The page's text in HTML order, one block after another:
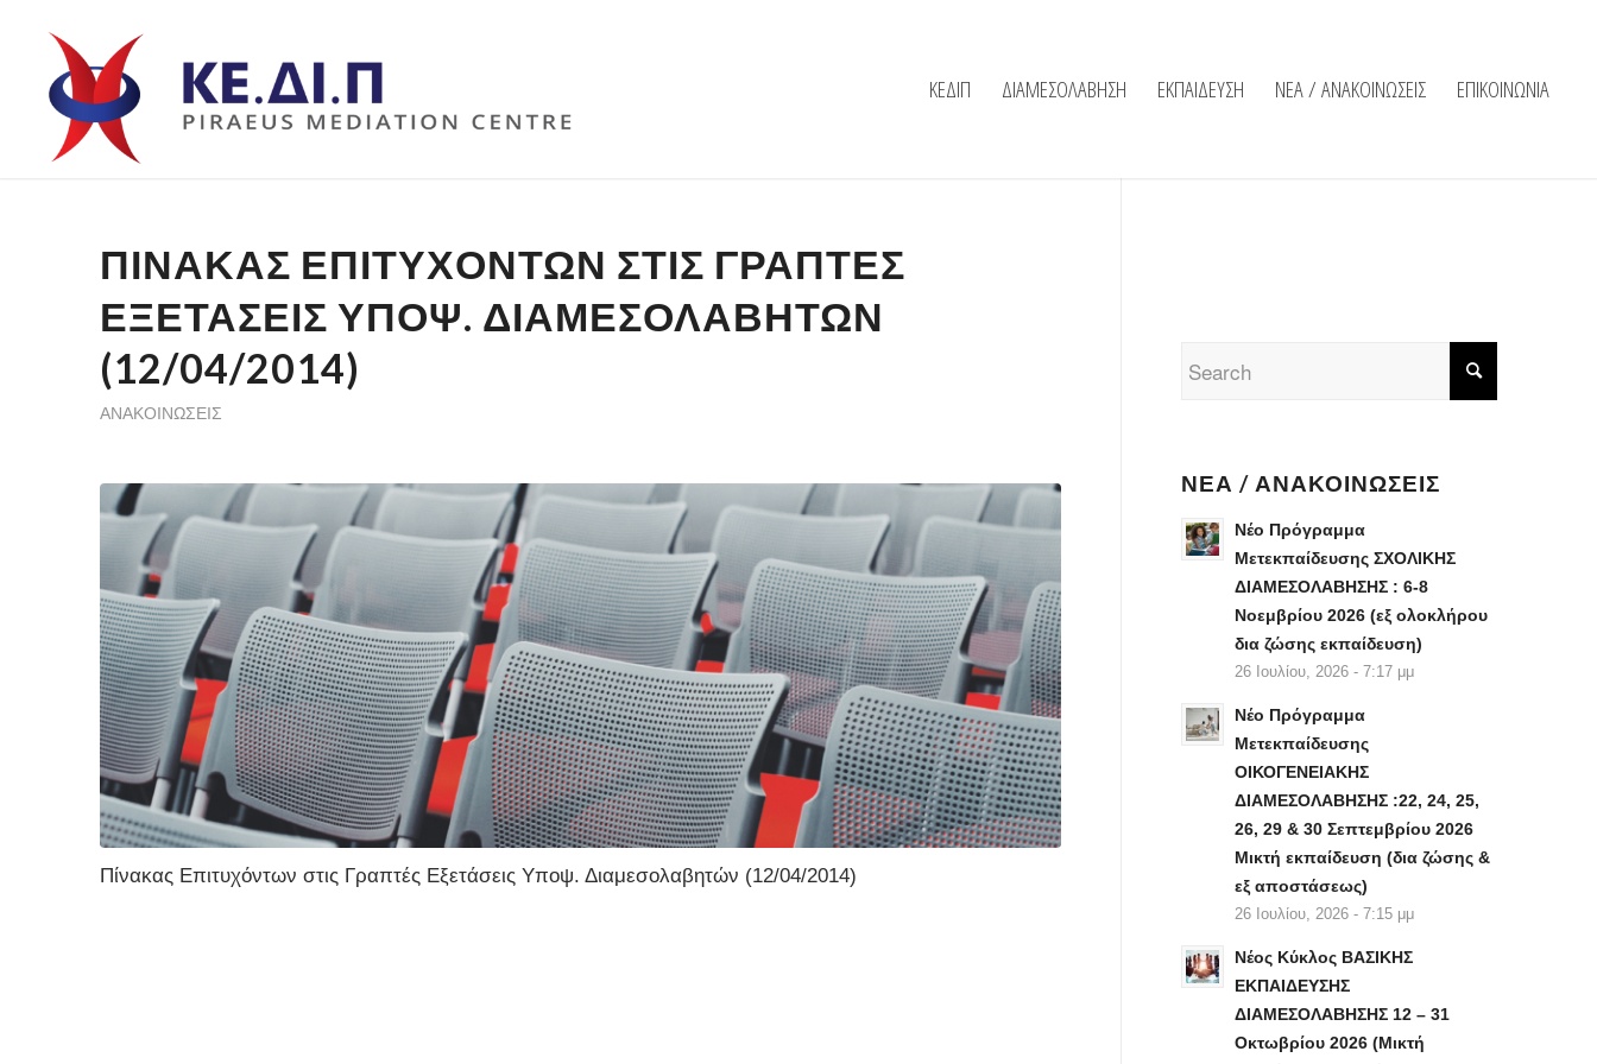
ΚΕΔΙΠ ΔΙΑΜΕΣΟΛΑΒΗΣΗ ΕΚΠΑΙΔΕΥΣΗ ΝΕΑ / ΑΝΑΚΟΙΝΩΣΕΙΣ ΕΠΙΚΟΙΝΩΝΙΑ
ΠΊΝΑΚΑΣ ΕΠΙΤΥΧΌΝΤΩΝ ΣΤΙΣ ΓΡΑΠΤΈΣ
ΕΞΕΤΆΣΕΙΣ ΥΠΟΨ. ΔΙΑΜΕΣΟΛΑΒΗΤΏΝ
(12/04/2014)
ΑΝΑΚΟΙΝΏΣΕΙΣ
Πίνακας Επιτυχόντων στις Γραπτές Εξετάσεις Υποψ. Διαμεσολαβητών (12/04/2014)
ΝΈΑ / ΑΝΑΚΟΙΝΏΣΕΙΣ
Νέο Πρόγραμμα
Μετεκπαίδευσης ΣΧΟΛΙΚΗΣ
ΔΙΑΜΕΣΟΛΑΒΗΣΗΣ : 6-8
Νοεμβρίου 2026 (εξ ολοκλήρου
δια ζώσης εκπαίδευση)
26 Ιουλίου, 2026 - 7:17 μμ
Νέο Πρόγραμμα
Μετεκπαίδευσης
ΟΙΚΟΓΕΝΕΙΑΚΗΣ
ΔΙΑΜΕΣΟΛΑΒΗΣΗΣ :22, 24, 25,
26, 29 & 30 Σεπτεμβρίου 2026
Μικτή εκπαίδευση (δια ζώσης &
εξ αποστάσεως)
26 Ιουλίου, 2026 - 7:15 μμ
Νέος Κύκλος ΒΑΣΙΚΗΣ
ΕΚΠΑΙΔΕΥΣΗΣ
ΔΙΑΜΕΣΟΛΑΒΗΣΗΣ 12 – 31
Οκτωβρίου 2026 (Μικτή